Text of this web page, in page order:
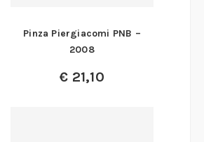
Pinza Piergiacomi PNB –
2008
€ 21,10